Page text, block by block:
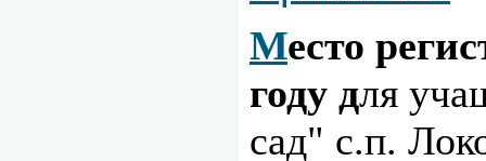
Место
году для
сад" с.п.